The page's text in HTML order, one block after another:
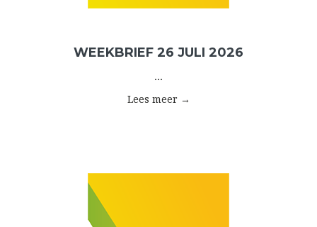
WEEKBRIEF 26 JULI 2026
...
Lees meer →